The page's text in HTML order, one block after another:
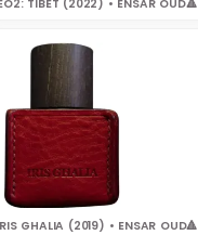
TIBET (2022) • ENSAR OUD‎🔺
GHALIA (2019) • ENSAR OUD🔺